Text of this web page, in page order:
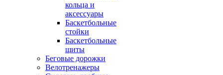
кольца и
аксессуары
Баскетбольные
стойки
Баскетбольные
щиты
Беговые дорожки
Велотренажеры